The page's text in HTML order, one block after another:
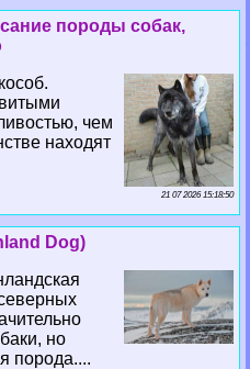
породы собак,
чем
находят
21 07 2026 15:18:50
Dog)
но
порода....